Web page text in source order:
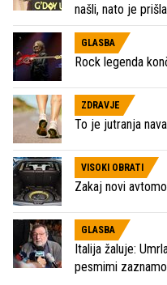
našli, nato je
GLASBA
Rock legenda
ZDRAVJE
To je jutranja
VISOKI OBRATI
Zakaj novi
GLASBA
Italija žaluje:
pesmimi